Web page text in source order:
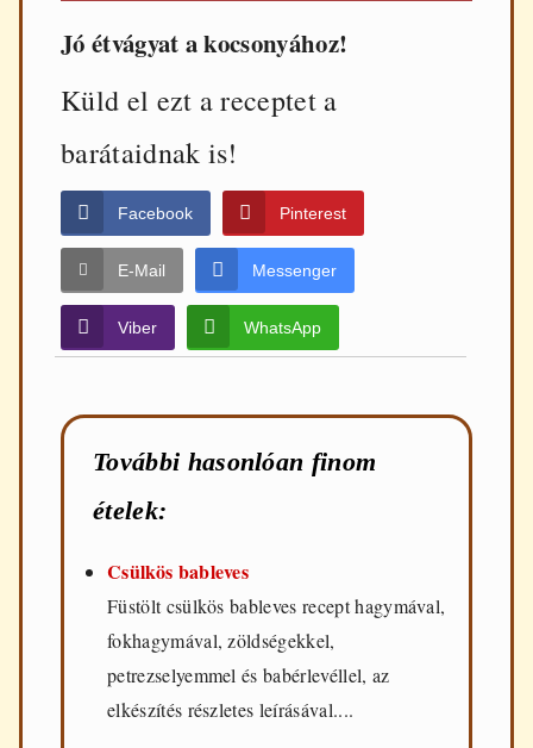
Jó étvágyat a kocsonyához!
Küld el ezt a receptet a
barátaidnak is!
Facebook Pinterest
E-Mail Messenger
Viber WhatsApp
További hasonlóan finom
ételek:
Csülkös bableves
Füstölt csülkös bableves recept hagymával,
fokhagymával, zöldségekkel,
petrezselyemmel és babérlevéllel, az
elkészítés részletes leírásával....